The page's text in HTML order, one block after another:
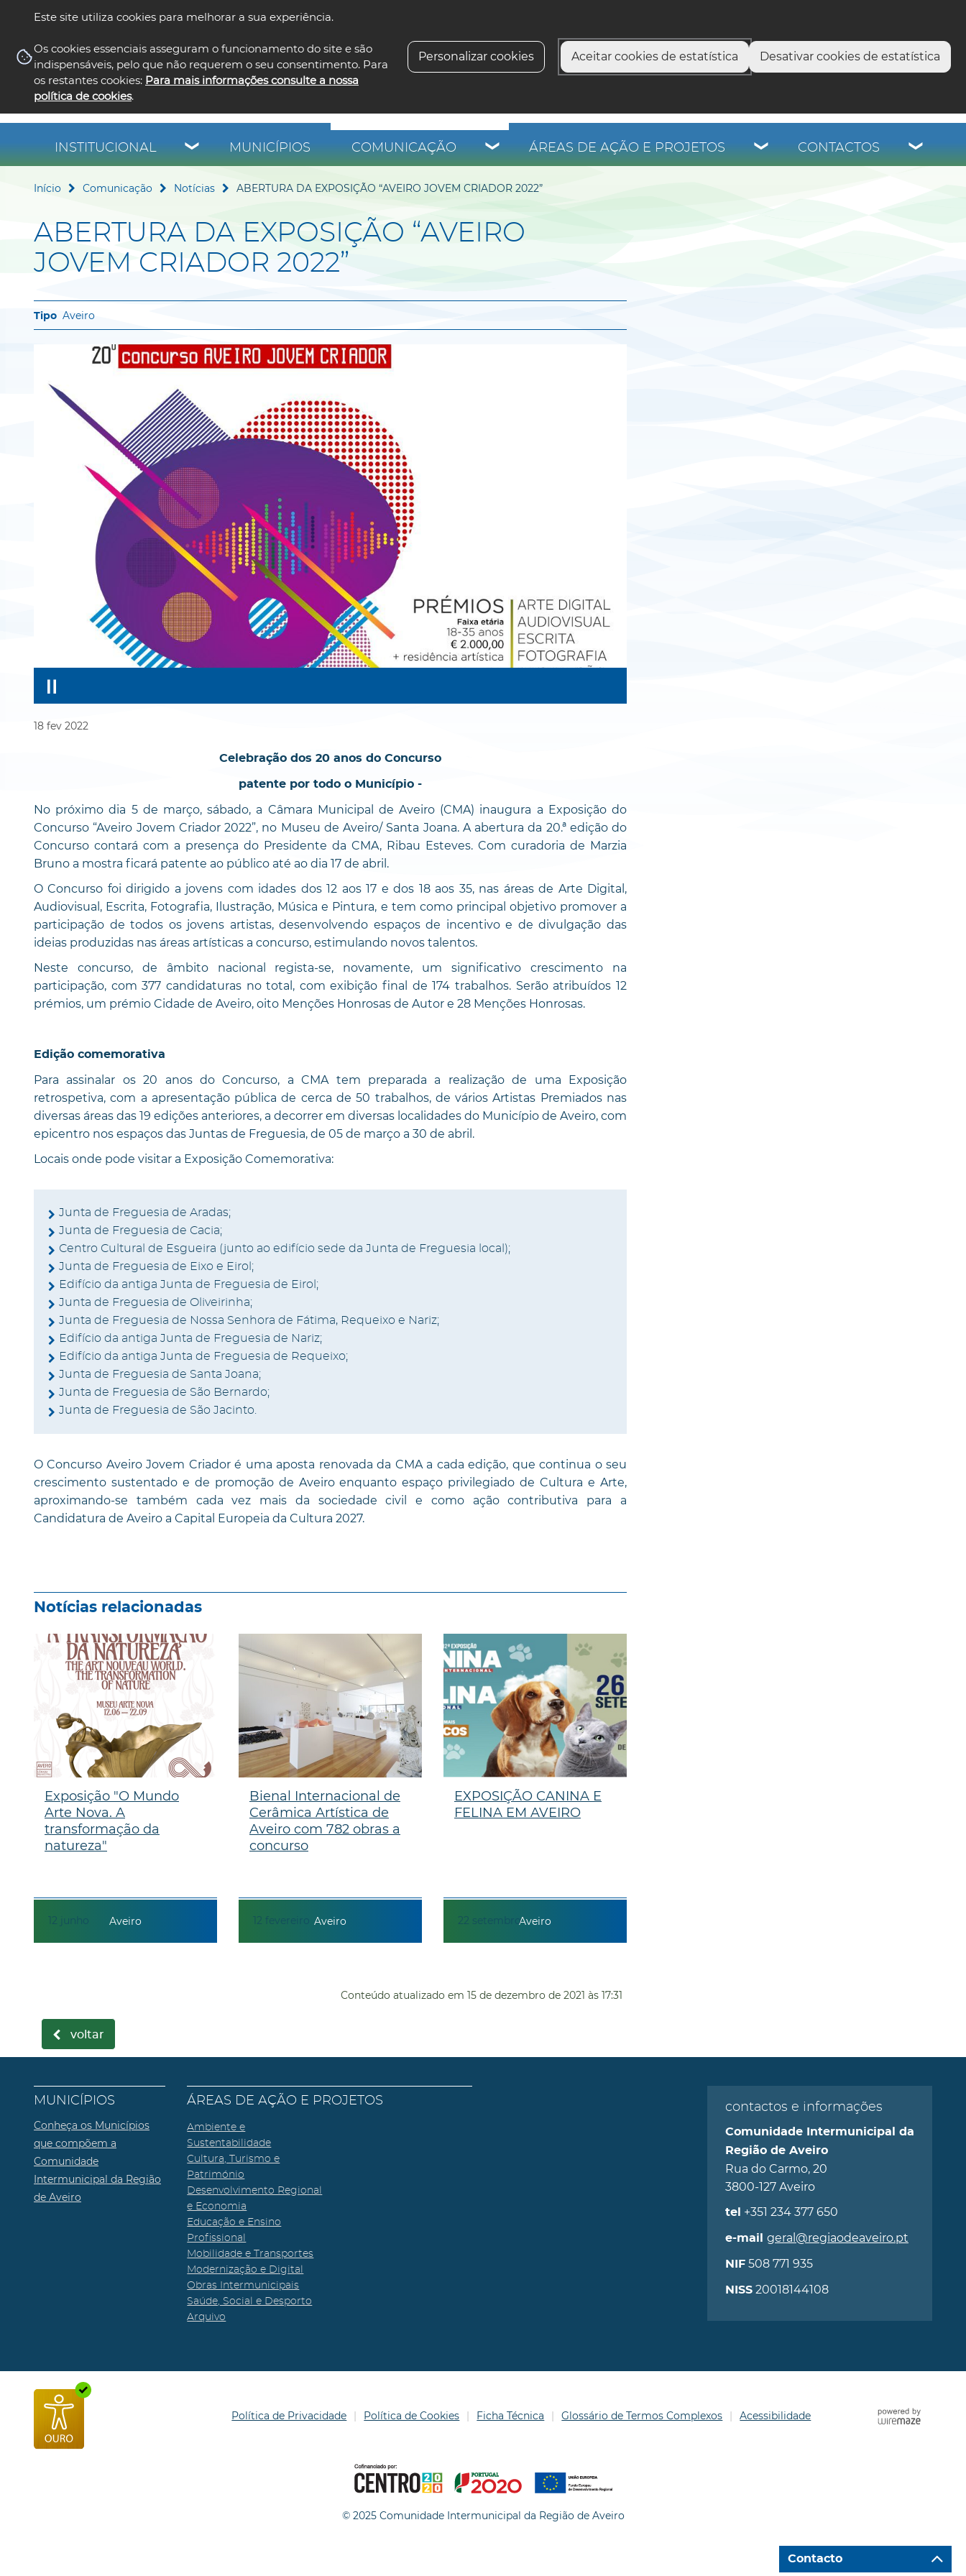
Este site utiliza cookies para melhorar a sua experiência.
Os cookies essenciais asseguram o funcionamento do site e são
indispensáveis, pelo que não requerem o seu consentimento. Para
os restantes cookies: Para mais informações consulte a nossa
política de cookies.
Personalizar cookies Aceitar cookies de estatística Desativar cookies de estatística
INSTITUCIONAL MUNICÍPIOS COMUNICAÇÃO ÁREAS DE AÇÃO E PROJETOS CONTACTOS
Início Comunicação Notícias ABERTURA DA EXPOSIÇÃO “AVEIRO JOVEM CRIADOR 2022”
ABERTURA DA EXPOSIÇÃO “AVEIRO
JOVEM CRIADOR 2022”
Aveiro
18 fev 2022
Celebração dos 20 anos do Concurso
patente por todo o Município -
No próximo dia 5 de março, sábado, a Câmara Municipal de Aveiro (CMA) inaugura a Exposição do
Concurso “Aveiro Jovem Criador 2022”, no Museu de Aveiro/ Santa Joana. A abertura da 20.ª edição do
Concurso contará com a presença do Presidente da CMA, Ribau Esteves. Com curadoria de Marzia
Bruno a mostra ficará patente ao público até ao dia 17 de abril.
O Concurso foi dirigido a jovens com idades dos 12 aos 17 e dos 18 aos 35, nas áreas de Arte Digital,
Audiovisual, Escrita, Fotografia, Ilustração, Música e Pintura, e tem como principal objetivo promover a
participação de todos os jovens artistas, desenvolvendo espaços de incentivo e de divulgação das
ideias produzidas nas áreas artísticas a concurso, estimulando novos talentos.
Neste concurso, de âmbito nacional regista-se, novamente, um significativo crescimento na
participação, com 377 candidaturas no total, com exibição final de 174 trabalhos. Serão atribuídos 12
prémios, um prémio Cidade de Aveiro, oito Menções Honrosas de Autor e 28 Menções Honrosas.
Edição comemorativa
Para assinalar os 20 anos do Concurso, a CMA tem preparada a realização de uma Exposição
retrospetiva, com a apresentação pública de cerca de 50 trabalhos, de vários Artistas Premiados nas
diversas áreas das 19 edições anteriores, a decorrer em diversas localidades do Município de Aveiro, com
epicentro nos espaços das Juntas de Freguesia, de 05 de março a 30 de abril.
Locais onde pode visitar a Exposição Comemorativa:
Junta de Freguesia de Aradas;
Junta de Freguesia de Cacia;
Centro Cultural de Esgueira (junto ao edifício sede da Junta de Freguesia local);
Junta de Freguesia de Eixo e Eirol;
Edifício da antiga Junta de Freguesia de Eirol;
Junta de Freguesia de Oliveirinha;
Junta de Freguesia de Nossa Senhora de Fátima, Requeixo e Nariz;
Edifício da antiga Junta de Freguesia de Nariz;
Edifício da antiga Junta de Freguesia de Requeixo;
Junta de Freguesia de Santa Joana;
Junta de Freguesia de São Bernardo;
Junta de Freguesia de São Jacinto.
O Concurso Aveiro Jovem Criador é uma aposta renovada da CMA a cada edição, que continua o seu
crescimento sustentado e de promoção de Aveiro enquanto espaço privilegiado de Cultura e Arte,
aproximando-se também cada vez mais da sociedade civil e como ação contributiva para a
Candidatura de Aveiro a Capital Europeia da Cultura 2027.
Notícias relacionadas
12 junho
Exposição "O Mundo
Arte Nova. A
transformação da
natureza"
Aveiro 12 fevereiro
Bienal Internacional de
Cerâmica Artística de
Aveiro com 782 obras a
concurso
Aveiro 22 setembro
EXPOSIÇÃO CANINA E
FELINA EM AVEIRO
Aveiro
Conteúdo atualizado em 15 de dezembro de 2021 às 17:31
voltar
MUNICÍPIOS
Conheça os Municípios
que compõem a
Comunidade
Intermunicipal da Região
de Aveiro
ÁREAS DE AÇÃO E PROJETOS
Ambiente e
Sustentabilidade
Cultura, Turismo e
Património
Desenvolvimento Regional
e Economia
Educação e Ensino
Profissional
Mobilidade e Transportes
Modernização e Digital
Obras Intermunicipais
Saúde, Social e Desporto
Arquivo
contactos e informações
Comunidade Intermunicipal da
Região de Aveiro
Rua do Carmo, 20
3800-127 Aveiro
tel +351 234 377 650
e-mail geral@regiaodeaveiro.pt
NIF508 771 935
NISS20018144108
Política de Privacidade Política de Cookies Ficha Técnica Glossário de Termos Complexos Acessibilidade
© 2025 Comunidade Intermunicipal da Região de Aveiro
Contacto